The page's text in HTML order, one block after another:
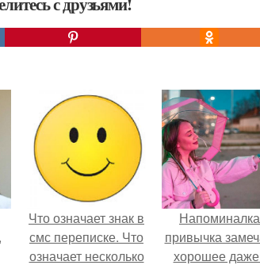
Что означает знак в
смс переписке. Что
означает несколько
привычка
хорошее